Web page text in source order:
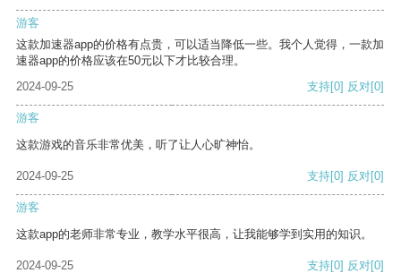
游客
这款加速器app的价格有点贵，可以适当降低一些。我个人觉得，一款加
速器app的价格应该在50元以下才比较合理。
2024-09-25
支持[0] 反对[0]
游客
这款游戏的音乐非常优美，听了让人心旷神怡。
2024-09-25 支持[0] 反对[0]
游客
这款app的老师非常专业，教学水平很高，让我能够学到实用的知识。
2024-09-25 支持[0] 反对[0]